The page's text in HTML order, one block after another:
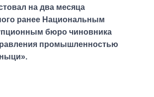
на два месяца
ранее Национальным
бюро чиновника
промышленностью